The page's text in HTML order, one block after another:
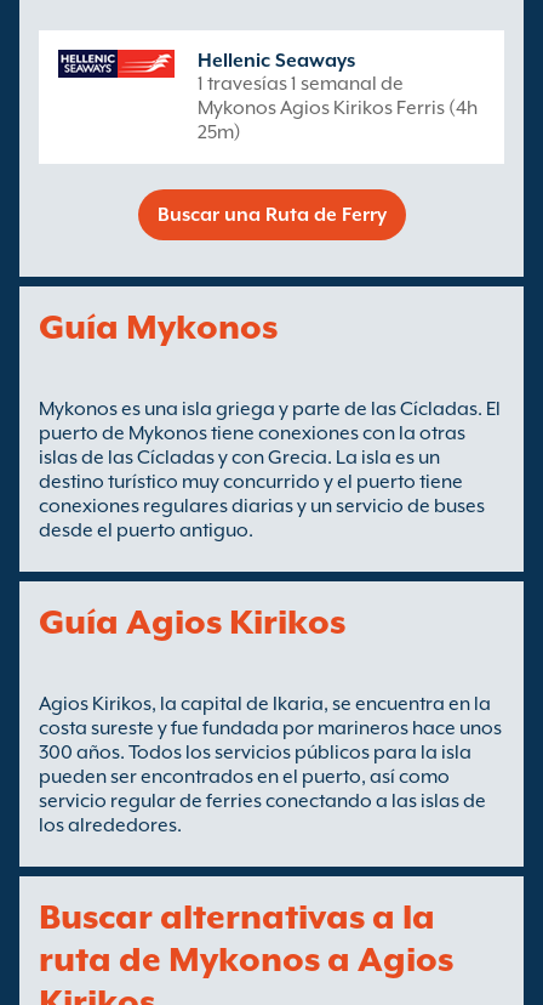
Hellenic Seaways
1 travesías 1 semanal de
Mykonos Agios Kirikos Ferris (4h
25m)
Buscar una Ruta de Ferry
Guía Mykonos
Mykonos es una isla griega y parte de las Cícladas. El
puerto de Mykonos tiene conexiones con la otras
islas de las Cícladas y con Grecia. La isla es un
destino turístico muy concurrido y el puerto tiene
conexiones regulares diarias y un servicio de buses
desde el puerto antiguo.
Guía Agios Kirikos
Agios Kirikos, la capital de Ikaria, se encuentra en la
costa sureste y fue fundada por marineros hace unos
300 años. Todos los servicios públicos para la isla
pueden ser encontrados en el puerto, así como
servicio regular de ferries conectando a las islas de
los alrededores.
Buscar alternativas a la
ruta de Mykonos a Agios